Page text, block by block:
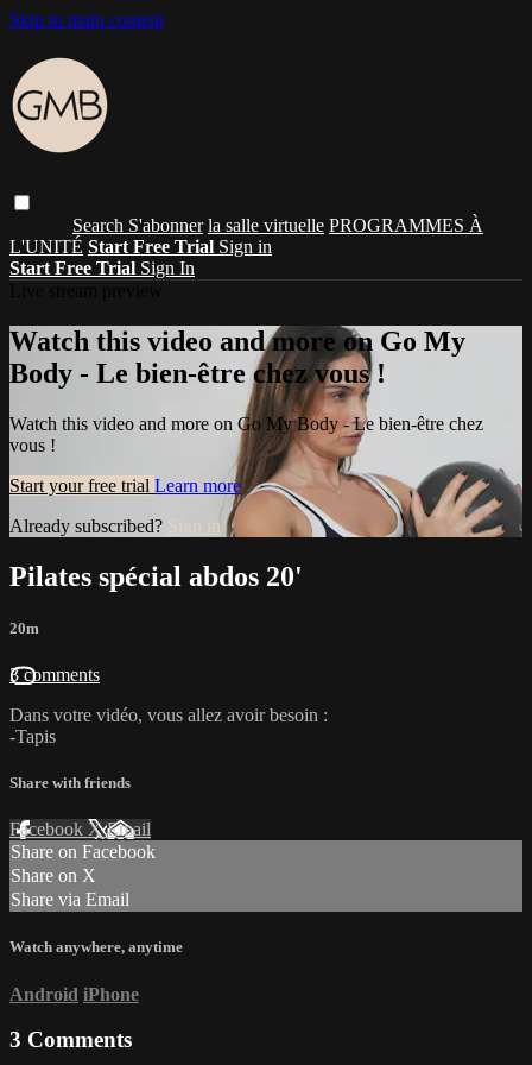
Skip to main content
Search S'abonner la salle virtuelle PROGRAMMES À
L'UNITÉ Start Free Trial Sign in
Start Free Trial Sign In
Watch this video and more on Go My
Body - Le bien-être chez vous !
Watch this video and more on Go My Body - Le bien-être chez
vous !
Start your free trial Learn more
Already subscribed? Sign in
Pilates spécial abdos 20'
20m
3 comments
Dans votre vidéo, vous allez avoir besoin :
-Tapis
Share with friends
Facebook XEmail
Share on Facebook
Share on X
Share via Email
Watch anywhere, anytime
Android iPhone
3 Comments